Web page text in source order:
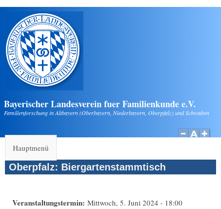
Direkt zum Inhalt
Bayerischer Landesverein fuer Familienkunde e.V.
Familienforschung in Altbayern (Oberbayern, Niederbayern, Oberpfalz) und Schwaben
Hauptmenü
Oberpfalz: Biergartenstammtisch
Veranstaltungstermin: Mittwoch, 5. Juni 2024 - 18:00